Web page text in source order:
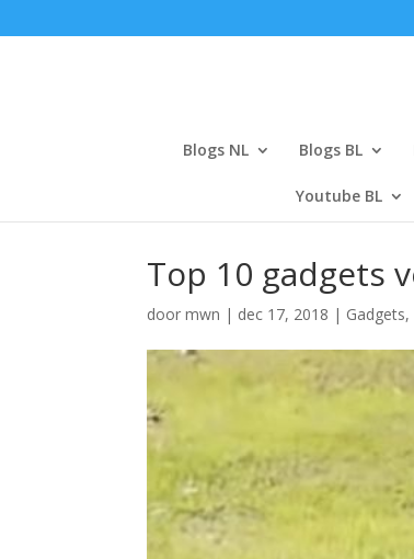
Blogs NL Blogs BL
Youtube BL
Top 10 gadgets
doormwn | dec 17, 2018 | Gadgets,